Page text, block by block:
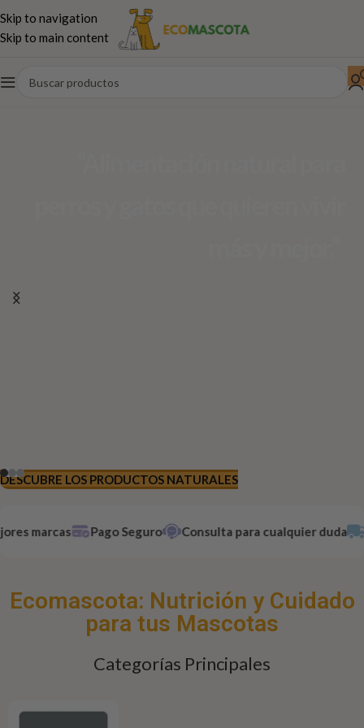
Skip to navigation
Skip to main content
DESCUBRE LOS PRODUCTOS NATURALES
marcas Pago Seguro Consulta para cualquier duda
Ecomascota: Nutrición y Cuidado
para tus Mascotas
Categorías Principales